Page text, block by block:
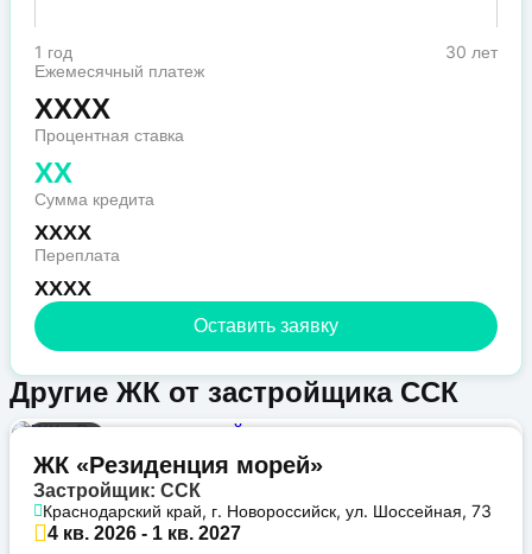
1 год
30 лет
Ежемесячный платеж
XXXX
Процентная ставка
XX
Сумма кредита
XXXX
Переплата
XXXX
Оставить заявку
Другие ЖК от застройщика ССК
ЖК «Резиденция морей»
Застройщик: ССК
Краснодарский край, г. Новороссийск, ул. Шоссейная, 73
4 кв. 2026 - 1 кв. 2027